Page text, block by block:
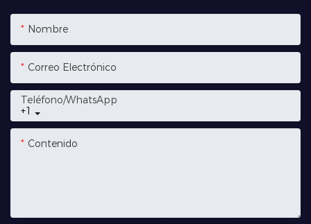
Nombre
Correo Electrónico
+1
Teléfono/WhatsApp
Contenido